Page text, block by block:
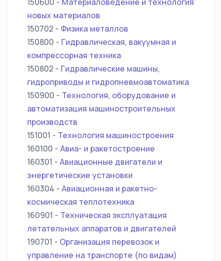
новых материалов
150702 - Физика металлов
150800 - Гидравлическая, вакуумная и
компрессорная техника
150802 - Гидравлические машины,
гидроприводы и гидропневмоавтоматика
150900 - Технология, оборудование и
автоматизация машиностроительных
производств
151001 - Технология машиностроения
160100 - Авиа- и ракетостроение
160301 - Авиационные двигатели и
энергетические установки
160304 - Авиационная и ракетно-
космическая теплотехника
160901 - Техническая эксплуатация
летательных аппаратов и двигателей
190701 - Организация перевозок и
управление на транспорте (по видам)